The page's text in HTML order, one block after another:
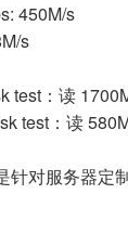
450M/s
s
test：读
test：读
对服务器定制